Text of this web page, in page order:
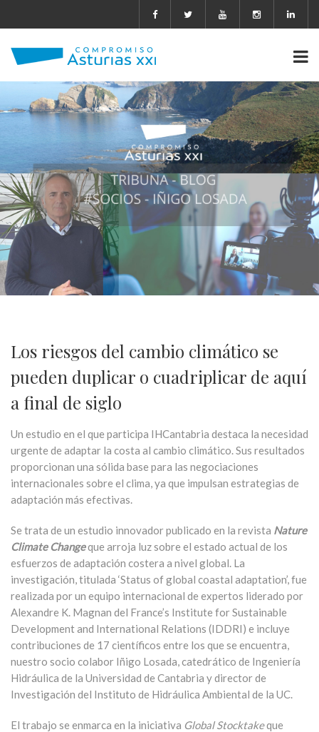
Los riesgos del cambio climático se
pueden duplicar o cuadriplicar de aquí
a final de siglo
Un estudio en el que participa IHCantabria destaca la necesidad
urgente de adaptar la costa al cambio climático. Sus resultados
proporcionan una sólida base para las negociaciones
internacionales sobre el clima, ya que impulsan estrategias de
adaptación más efectivas.
Se trata de un estudio innovador publicado en la revista Nature
Climate Changeque arroja luz sobre el estado actual de los
esfuerzos de adaptación costera a nivel global. La
investigación, titulada ‘Status of global coastal adaptation’, fue
realizada por un equipo internacional de expertos liderado por
Alexandre K. Magnan del France’s Institute for Sustainable
Development and International Relations (IDDRI) e incluye
contribuciones de 17 científicos entre los que se encuentra,
nuestro socio colabor Iñigo Losada, catedrático de Ingeniería
Hidráulica de la Universidad de Cantabria y director de
Investigación del Instituto de Hidráulica Ambiental de la UC.
El trabajo se enmarca en la iniciati​va Global Stocktakeque